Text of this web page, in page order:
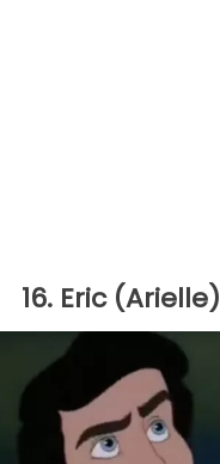
16. Eric (Arielle)